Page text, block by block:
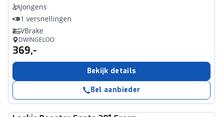
Jongens
1 versnellingen
VBrake
DWINGELOO
369,-
Bekijk details
Bel aanbieder